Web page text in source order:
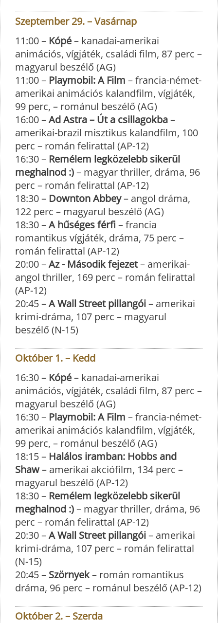
Szeptember 29. – Vasárnap
11:00 – Kópé– kanadai-amerikai
animációs, vígjáték, családi film, 87 perc –
magyarul beszélő (AG)
11:00 – Playmobil: A Film – francia-német-
amerikai animációs kalandfilm, vígjáték,
99 perc, – románul beszélő (AG)
16:00 –Ad Astra – Út a csillagokba–
amerikai-brazil misztikus kalandfilm, 100
perc – román felirattal (AP-12)
16:30 – Remélem legközelebb sikerül
meghalnod :)– magyar thriller, dráma, 96
perc – román felirattal (AP-12)
18:30 – Downton Abbey– angol dráma,
122 perc – magyarul beszélő (AG)
18:30 –A hűséges férfi – francia
romantikus vígjáték, dráma, 75 perc –
román felirattal (AP-12)
20:00 –Az - Második fejezet– amerikai-
angol thriller, 169 perc – román felirattal
(AP-12)
20:45 –A Wall Street pillangói– amerikai
krimi-dráma, 107 perc – magyarul
beszélő (N-15)
Október 1. – Kedd
16:30 – Kópé– kanadai-amerikai
animációs, vígjáték, családi film, 87 perc –
magyarul beszélő (AG)
16:30 – Playmobil: A Film – francia-német-
amerikai animációs kalandfilm, vígjáték,
99 perc, – románul beszélő (AG)
18:15 – Halálos iramban: Hobbs and
Shaw– amerikai akciófilm, 134 perc –
magyarul beszélő (AP-12)
18:30 – Remélem legközelebb sikerül
meghalnod :)– magyar thriller, dráma, 96
perc – román felirattal (AP-12)
20:30 –A Wall Street pillangói– amerikai
krimi-dráma, 107 perc – román felirattal
(N-15)
20:45 – Szörnyek– román romantikus
dráma, 96 perc – románul beszélő (AP-12)
Október 2. – Szerda